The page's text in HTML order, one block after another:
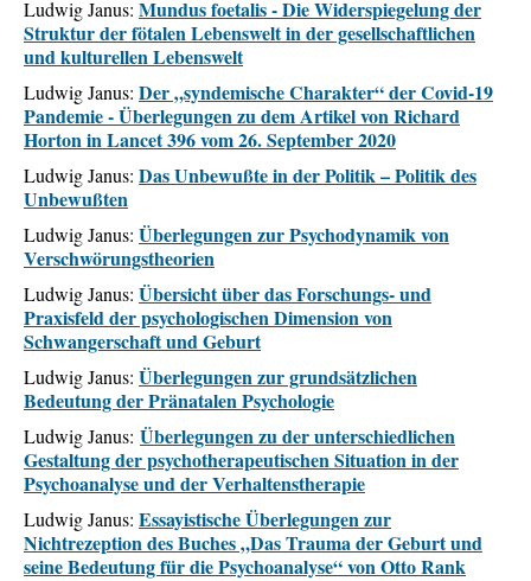
Ludwig Janus: Mundus foetalis - Die Widerspiegelung der
Struktur der fötalen Lebenswelt in der gesellschaftlichen
und kulturellen Lebenswelt
Ludwig Janus: Der „syndemische Charakter“ der Covid-19
Pandemie - Überlegungen zu dem Artikel von Richard
Horton in Lancet 396 vom 26. September 2020
Ludwig Janus: Das Unbewußte in der Politik – Politik des
Unbewußten
Ludwig Janus: Überlegungen zur Psychodynamik von
Verschwörungstheorien
Ludwig Janus: Übersicht über das Forschungs- und
Praxisfeld der psychologischen Dimension von
Schwangerschaft und Geburt
Ludwig Janus: Überlegungen zur grundsätzlichen
Bedeutung der Pränatalen Psychologie
Ludwig Janus: Überlegungen zu der unterschiedlichen
Gestaltung der psychotherapeutischen Situation in der
Psychoanalyse und der Verhaltenstherapie
Ludwig Janus: Essayistische Überlegungen zur
Nichtrezeption des Buches „Das Trauma der Geburt und
seine Bedeutung für die Psychoanalyse“ von Otto Rank